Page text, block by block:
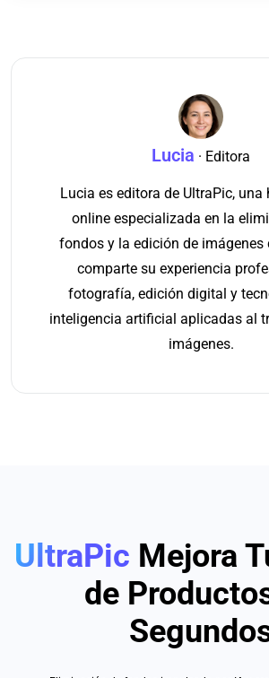
Lucia · Editora
Lucia es editora de UltraPic, una
online especializada en la
fondos y la edición de imágenes
comparte su experiencia
fotografía, edición digital y
inteligencia artificial aplicadas al
imágenes.
UltraPic Mejora
de